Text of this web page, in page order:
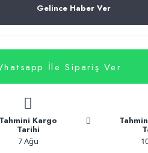
Gelince Haber Ver
İle Sipariş Ver
Tahmini Kargo
Tarihi
7 Ağu